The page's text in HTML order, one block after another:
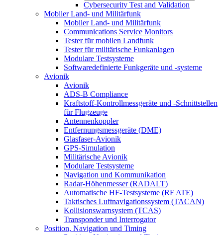
Cybersecurity Test and Validation
Mobiler Land- und Militärfunk
Mobiler Land- und Militärfunk
Communications Service Monitors
Tester für mobilen Landfunk
Tester für militärische Funkanlagen
Modulare Testsysteme
Softwaredefinierte Funkgeräte und -systeme
Avionik
Avionik
ADS-B Compliance
Kraftstoff-Kontrollmessgeräte und -Schnittstellen
für Flugzeuge
Antennenkoppler
Entfernungsmessgeräte (DME)
Glasfaser-Avionik
GPS-Simulation
Militärische Avionik
Modulare Testsysteme
Navigation und Kommunikation
Radar-Höhenmesser (RADALT)
Automatische HF-Testsysteme (RF ATE)
Taktisches Luftnavigationssystem (TACAN)
Kollisionswarnsystem (TCAS)
Transponder und Interrogator
Position, Navigation und Timing